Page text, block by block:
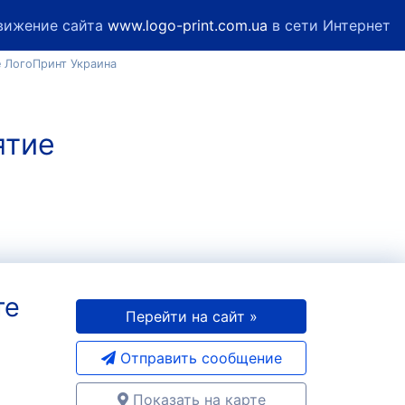
сайта www.logo-print.com.ua в сети Интернет
Украина
Перейти на сайт »
Отправить сообщение
Показать на карте